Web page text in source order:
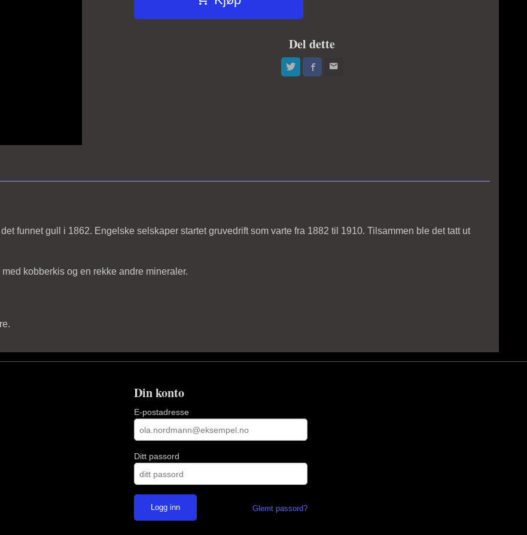
Del dette
funnet gull i 1862. Engelske selskaper startet gruvedrift som varte fra 1882 til 1910. Tilsammen ble det tatt ut
kobberkis og en rekke andre mineraler.
Din konto
E-postadresse
Ditt passord
Glemt passord?